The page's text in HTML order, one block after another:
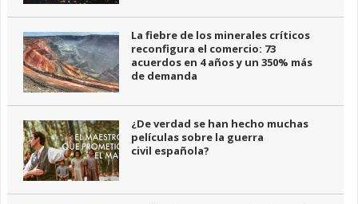
La fiebre de los minerales críticos
reconfigura el comercio: 73
acuerdos en 4 años y un 350% más
de demanda
¿De verdad se han hecho muchas
películas sobre la guerra
civil española?